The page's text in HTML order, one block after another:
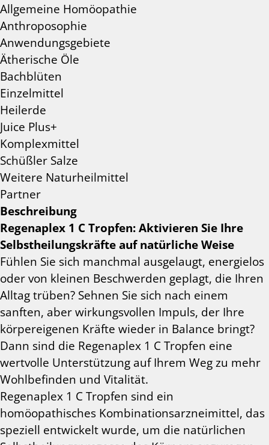
Allgemeine Homöopathie
Anthroposophie
Anwendungsgebiete
Ätherische Öle
Bachblüten
Einzelmittel
Heilerde
Juice Plus+
Komplexmittel
Schüßler Salze
Weitere Naturheilmittel
Partner
Beschreibung
Regenaplex 1 C Tropfen: Aktivieren Sie Ihre
Selbstheilungskräfte auf natürliche Weise
Fühlen Sie sich manchmal ausgelaugt, energielos
oder von kleinen Beschwerden geplagt, die Ihren
Alltag trüben? Sehnen Sie sich nach einem
sanften, aber wirkungsvollen Impuls, der Ihre
körpereigenen Kräfte wieder in Balance bringt?
Dann sind die Regenaplex 1 C Tropfen eine
wertvolle Unterstützung auf Ihrem Weg zu mehr
Wohlbefinden und Vitalität.
Regenaplex 1 C Tropfen sind ein
homöopathisches Kombinationsarzneimittel, das
speziell entwickelt wurde, um die natürlichen